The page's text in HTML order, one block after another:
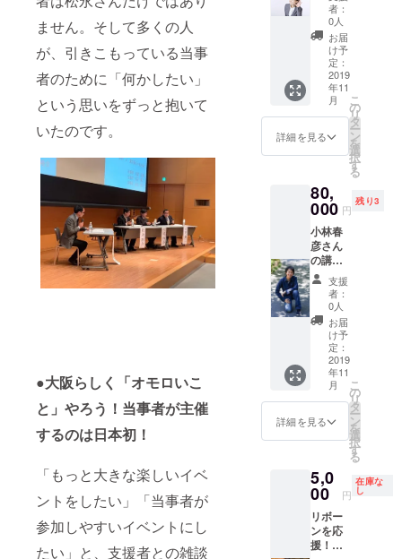
ません。そして多くの人
が、引きこもっている当事
者のために「何かしたい」
という思いをずっと抱いて
いたのです。
●大阪らしく「オモロいこ
と」やろう！当事者が主催
するのは日本初！
「もっと大きな楽しいイベ
ントをしたい」「当事者が
参加しやすいイベントにし
たい」と、支援者との雑談
童生
徒・学
生の進
学・就
労支援
プロ
ジェク
トDO-IT
007年度
スカ
ダー。
著書
『18歳
のビッ
グバン
―見え
ない障
害を抱
えて生
きると
いうこ
と』
ストデ
ザイ
ン。倒
れた木
は、あ
る日突
然、障
害者に
なった
ことを
も、た
くさん
の動物
や植物
が囲ん
でいま
す。
ベー
シック
デザイ
ンの
白、
黒、ネ
ビー、
レッ
ド、マ
イトブ
ルー、
グ
レー、
モスグ
リー
団体、
もしく
は個人
の名
称、表
示させ
たいバ
ナーの
ある
ページ
ださ
い。掲
し、不
明な点
につい
ては、
お問い
合わせ
くださ
い。
い！当
事者、
家族、
言語聴
覚士に
よる出
張講演
NPO法
人Re
ジョブ
大阪で
当事者
や家
族、理
事の言
語聴覚
士、西
村によ
る講演
会を開
いてき
まし
た。そ
の講演
会をリ
ターン
に。開
催人数
細につ
いては
くださ
い。
者：
0人
お届
け予
定：
2019
年11
月
詳細を見る
こ
の
リ
タ
ー
ン
を
選
択
す
る
80,
000 円
残り3
小林春
彦さん
の講演
主催権
小林春
彦さん
は、日
本の講
演家・
作家・
コラム
ニス
ト・男
性モデ
ルで
「春彦
さ
ん」。
兵庫県
神戸市
出身。
支援
者：
0人
お届
け予
定：
2019
年11
月
詳細を見る
こ
の
リ
タ
ー
ン
を
選
択
す
る
5,0
00 円
在庫な
し
リボー
ンを応
援！マ